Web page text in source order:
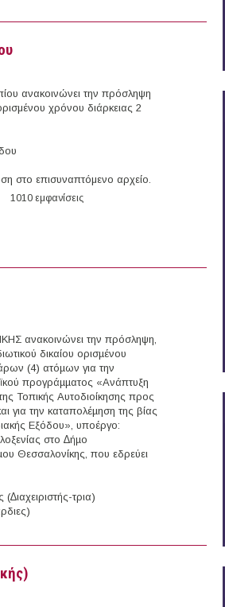
ανακοινώνει την πρόσληψη
χρόνου διάρκειας 2
στο επισυναπτόμενο αρχείο.
3 θέσεις με σύμβαση ορισμένου χρόνου στο
1010 εμφανίσεις
ανακοινώνει την πρόσληψη,
δικαίου ορισµένου
(4) ατόµων για την
προγράµµατος «Ανάπτυξη
Τοπικής Αυτοδιοίκησης προς
για την καταπολέµηση της βίας
Εξόδου», υποέργο:
στο ∆ήµο
Θεσσαλονίκης, που εδρεύει
(∆ιαχειριστής-τρια)